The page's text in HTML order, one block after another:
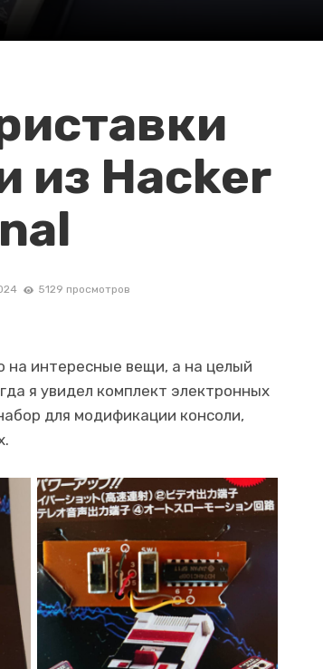
из Hacker
5129 просмотров
на интересные вещи, а на целый
я увидел комплект электронных
для модификации консоли,